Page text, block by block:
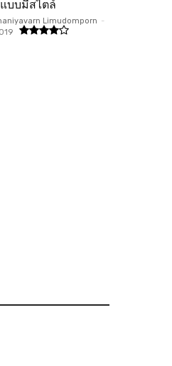
บบมีสไตล์
Limudomporn -